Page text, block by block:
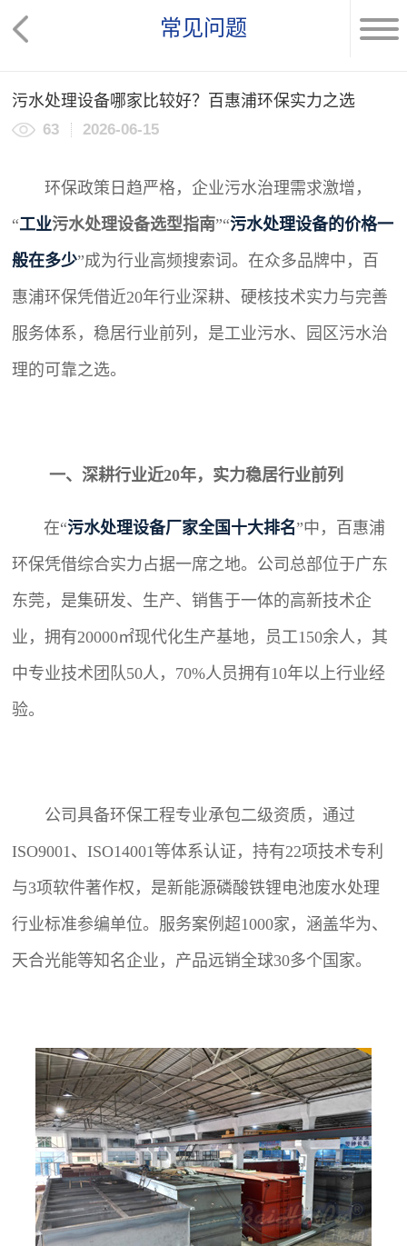
常见问题
污水处理设备哪家比较好？百惠浦环保实力之选
63 2026-06-15
环保政策日趋严格，企业污水治理需求激增，
“工业污水处理设备选型指南”“污水处理设备的价格一
般在多少”成为行业高频搜索词。在众多品牌中，百
惠浦环保凭借近20年行业深耕、硬核技术实力与完善
服务体系，稳居行业前列，是工业污水、园区污水治
理的可靠之选。
一、深耕行业近20年，实力稳居行业前列
在“污水处理设备厂家全国十大排名”中，百惠浦
环保凭借综合实力占据一席之地。公司总部位于广东
东莞，是集研发、生产、销售于一体的高新技术企
业，拥有20000㎡现代化生产基地，员工150余人，其
中专业技术团队50人，70%人员拥有10年以上行业经
验。
公司具备环保工程专业承包二级资质，通过
ISO9001、ISO14001等体系认证，持有22项技术专利
与3项软件著作权，是新能源磷酸铁锂电池废水处理
行业标准参编单位。服务案例超1000家，涵盖华为、
天合光能等知名企业，产品远销全球30多个国家。